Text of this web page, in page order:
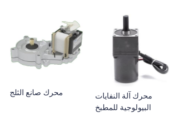
محرك صانع الثلج
محرك آلة النفايات
البيولوجية للمطبخ